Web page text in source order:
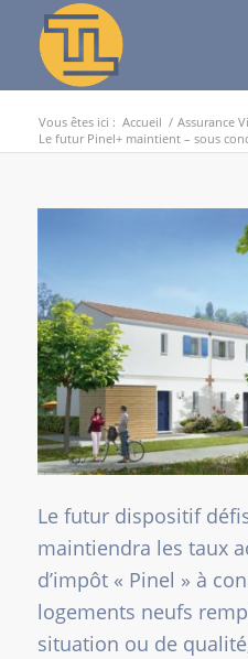
Vous êtes ici : Accueil / Assurance
Le futur Pinel+ maintient – sous
Le futur dispositif
maintiendra les taux
d’impôt « Pinel » à
logements neufs
situation ou de